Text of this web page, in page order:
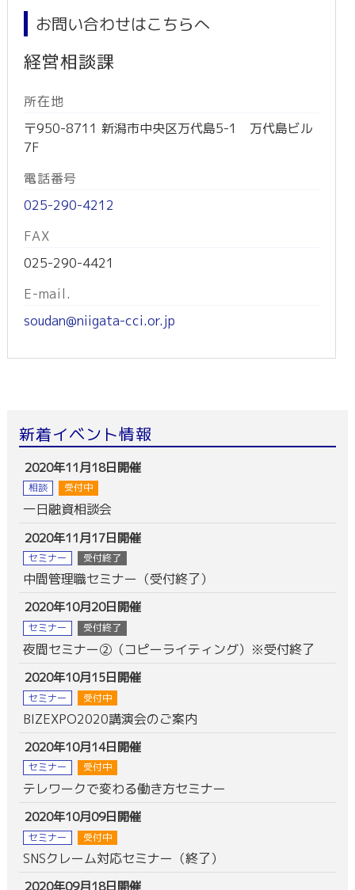
お問い合わせはこちらへ
経営相談課
所在地
〒950-8711 新潟市中央区万代島5-1 万代島ビル
7F
電話番号
025-290-4212
FAX
025-290-4421
E-mail.
soudan@niigata-cci.or.jp
新着イベント情報
2020年11月18日開催
相談 受付中
一日融資相談会
2020年11月17日開催
セミナー 受付終了
中間管理職セミナー（受付終了）
2020年10月20日開催
セミナー 受付終了
夜間セミナー②（コピーライティング）※受付終了
2020年10月15日開催
セミナー 受付中
BIZEXPO2020講演会のご案内
2020年10月14日開催
セミナー 受付中
テレワークで変わる働き方セミナー
2020年10月09日開催
セミナー 受付中
SNSクレーム対応セミナー（終了）